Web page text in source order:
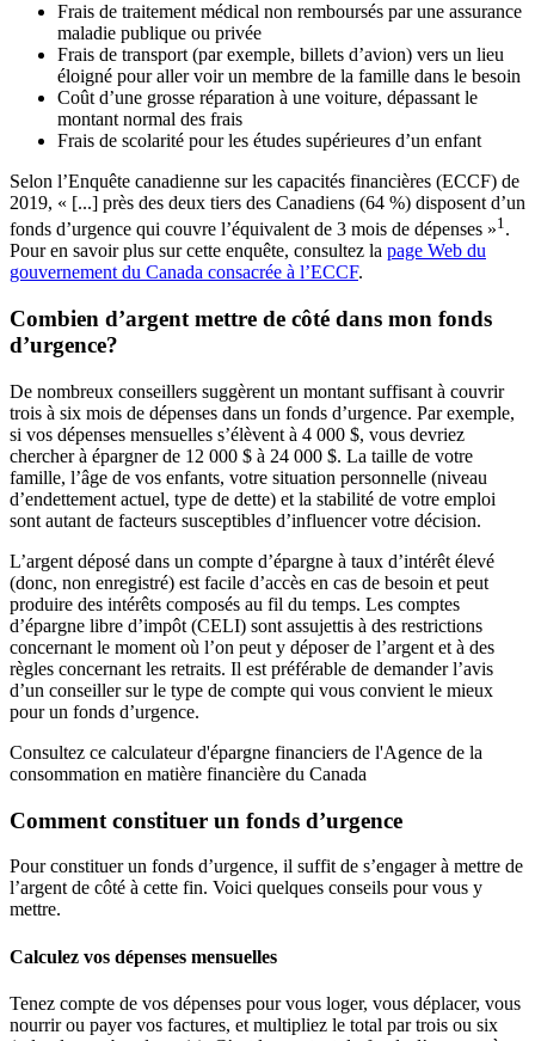
Frais de traitement médical non remboursés par une assurance
maladie publique ou privée
Frais de transport (par exemple, billets d’avion) vers un lieu
éloigné pour aller voir un membre de la famille dans le besoin
Coût d’une grosse réparation à une voiture, dépassant le
montant normal des frais
Frais de scolarité pour les études supérieures d’un enfant
Selon l’Enquête canadienne sur les capacités financières (ECCF) de
2019, « [...] près des deux tiers des Canadiens (64 %) disposent d’un
fonds d’urgence qui couvre l’équivalent de 3 mois de dépenses »1.
Pour en savoir plus sur cette enquête, consultez la page Web du
gouvernement du Canada consacrée à l’ECCF.
Combien d’argent mettre de côté dans mon fonds
d’urgence?
De nombreux conseillers suggèrent un montant suffisant à couvrir
trois à six mois de dépenses dans un fonds d’urgence. Par exemple,
si vos dépenses mensuelles s’élèvent à 4 000 $, vous devriez
chercher à épargner de 12 000 $ à 24 000 $. La taille de votre
famille, l’âge de vos enfants, votre situation personnelle (niveau
d’endettement actuel, type de dette) et la stabilité de votre emploi
sont autant de facteurs susceptibles d’influencer votre décision.
L’argent déposé dans un compte d’épargne à taux d’intérêt élevé
(donc, non enregistré) est facile d’accès en cas de besoin et peut
produire des intérêts composés au fil du temps. Les comptes
d’épargne libre d’impôt (CELI) sont assujettis à des restrictions
concernant le moment où l’on peut y déposer de l’argent et à des
règles concernant les retraits. Il est préférable de demander l’avis
d’un conseiller sur le type de compte qui vous convient le mieux
pour un fonds d’urgence.
Consultez ce calculateur d'épargne financiers de l'Agence de la
consommation en matière financière du Canada
Comment constituer un fonds d’urgence
Pour constituer un fonds d’urgence, il suffit de s’engager à mettre de
l’argent de côté à cette fin. Voici quelques conseils pour vous y
mettre.
Calculez vos dépenses mensuelles
Tenez compte de vos dépenses pour vous loger, vous déplacer, vous
nourrir ou payer vos factures, et multipliez le total par trois ou six